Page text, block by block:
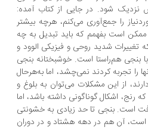
نزدیک شود. در جایی از کتاب آمده:
را جمع‌آوری می‌کنم، هرچه بیشتر
ممکن است بفهمم که باید تبدیل به چه
تغییرات شدید روحی و فیزیکی الوود و
بنجی هم‌راستا است. خوشبختانه بنجی
را تجربه‌ کردند نمی‌چشد، اما به‌هرحال
از این مشکلات می‌توان به بلوغ و
اشکال گوناگونی داشته باشد، اما
است. بنجی تا حد زیادی به خشونتی
آن هم در دهه هشتاد و در دوران